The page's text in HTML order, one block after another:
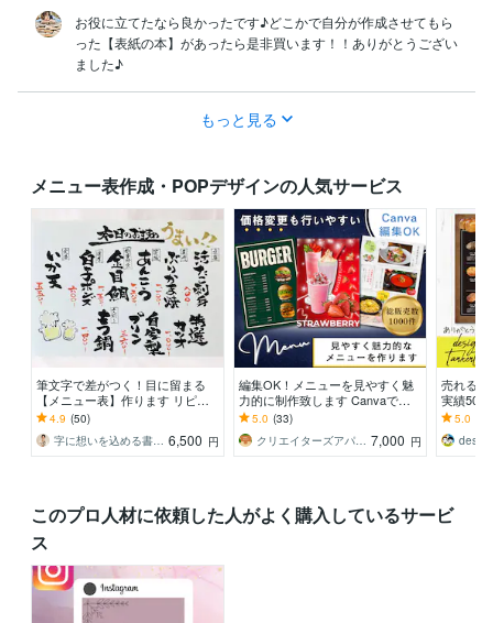
お役に立てたなら良かったです♪どこかで自分が作成させてもら
った【表紙の本】があったら是非買います！！ありがとうござい
ました♪
もっと見る
メニュー表作成・POPデザインの人気サービス
筆文字で差がつく！目に留まる
【メニュー表】作ります リピー
ト率高！スピード・安心感重視の
方におすすめ
4.9 (50)
字に想いを込める書道家 瑞季 6,500 円
編集OK！メニューを見やすく魅
力的に制作致します Canvaで編
集OK！納品後も価格変更なども
しやすく便利です
5.0 (33)
クリエイターズアパートメントチーム 7,000 円
売れる
実績500
る安心感
5.0
このプロ人材に依頼した人がよく購入しているサービ
ス